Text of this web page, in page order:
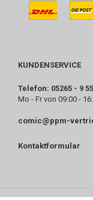
KUNDENSERVICE
Telefon: 05265 - 9
Mo - Fr von 09:00 -
comic@ppm-
Kontaktformular